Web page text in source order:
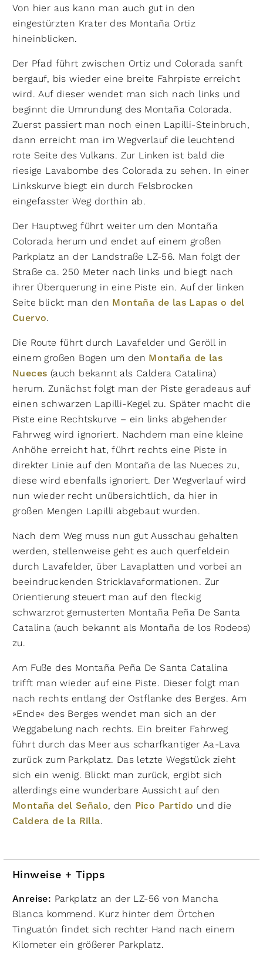
Von hier aus kann man auch gut in den
eingestürzten Krater des Montaña Ortiz
hineinblicken.
Der Pfad führt zwischen Ortiz und Colorada sanft
bergauf, bis wieder eine breite Fahrpiste erreicht
wird. Auf dieser wendet man sich nach links und
beginnt die Umrundung des Montaña Colorada.
Zuerst passiert man noch einen Lapilli-Steinbruch,
dann erreicht man im Wegverlauf die leuchtend
rote Seite des Vulkans. Zur Linken ist bald die
riesige Lava­bombe des Colorada zu sehen. In einer
Linkskurve biegt ein durch Felsbrocken
eingefasster Weg dorthin ab.
Der Hauptweg führt weiter um den Montaña
Colorada herum und endet auf einem großen
Parkplatz an der Landstraße LZ-56. Man folgt der
Straße ca. 250 Meter nach links und biegt nach
ihrer Überquerung in eine Piste ein. Auf der linken
Seite blickt man den Montaña de las Lapas o del
Cuervo.
Die Route führt durch Lavafelder und Geröll in
einem großen Bogen um den Montaña de las
Nueces (auch bekannt als Caldera Catalina)
herum. Zunächst folgt man der Piste geradeaus auf
einen schwarzen Lapilli-Kegel zu. Später macht die
Piste eine Rechtskurve – ein links abgehender
Fahrweg wird ignoriert. Nachdem man eine kleine
Anhöhe erreicht hat, führt rechts eine Piste in
direkter Linie auf den Montaña de las Nueces zu,
diese wird ebenfalls ignoriert. Der Wegverlauf wird
nun wieder recht unübersichtlich, da hier in
großen Mengen Lapilli abgebaut wurden.
Nach dem Weg muss nun gut Ausschau gehalten
werden, stellenweise geht es auch querfeldein
durch Lavafelder, über Lavaplatten und vorbei an
beeindruckenden Stricklavaformationen. Zur
Orientierung steuert man auf den fleckig
schwarzrot gemusterten Montaña Peña De Santa
Catalina (auch bekannt als Montaña de los Rodeos)
zu.
Am Fuße des Montaña Peña De Santa Catalina
trifft man wieder auf eine Piste. Dieser folgt man
nach rechts entlang der Ostflanke des Berges. Am
»Ende« des Berges wendet man sich an der
Weggabelung nach rechts. Ein breiter Fahrweg
führt durch das Meer aus scharfkantiger Aa-Lava
zurück zum Parkplatz. Das letzte Wegstück zieht
sich ein wenig. Blickt man zurück, ergibt sich
allerdings eine wunderbare Aussicht auf den
Montaña del Señalo, den Pico Partido und die
Caldera de la Rilla.
Hinweise + Tipps
Anreise: Parkplatz an der LZ-56 von Mancha
Blanca kommend. Kurz hinter dem Örtchen
Tinguatón findet sich rechter Hand nach einem
Kilometer ein größerer Parkplatz.